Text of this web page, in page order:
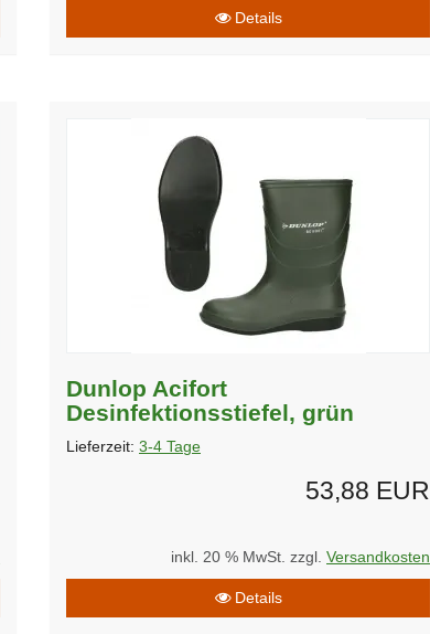
Details
Dunlop Acifort
Desinfektionsstiefel, grün
Lieferzeit: 3-4 Tage
53,88 EUR
inkl. 20 % MwSt. zzgl. Versandkosten
Details